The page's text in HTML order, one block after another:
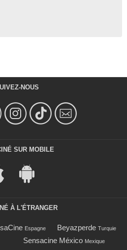
NOUS
SUR MOBILE
À L'ÉTRANGER
Espagne Beyazperde Turquie
Sensacine México Mexique